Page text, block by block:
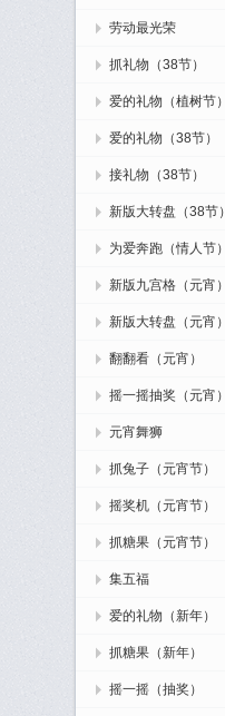
劳动最光荣
抓礼物（38节）
爱的礼物（植树节）
爱的礼物（38节）
接礼物（38节）
新版大转盘（38节）
为爱奔跑（情人节）
新版九宫格（元宵）
新版大转盘（元宵）
翻翻看（元宵）
摇一摇抽奖（元宵）
元宵舞狮
抓兔子（元宵节）
摇奖机（元宵节）
抓糖果（元宵节）
集五福
爱的礼物（新年）
抓糖果（新年）
摇一摇（抽奖）